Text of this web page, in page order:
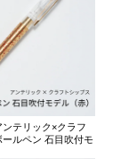
ンテリック×クラフ
ールペン 石目吹付モ